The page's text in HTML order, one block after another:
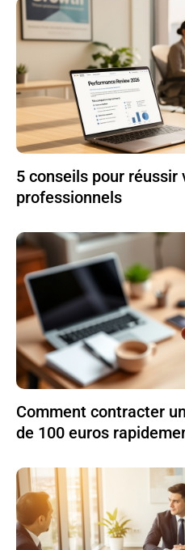
5 conseils pour
professionnels
Comment contracter
de 100 euros